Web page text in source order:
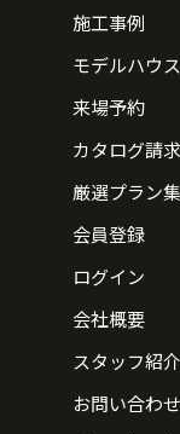
施工事例
モデルハウ
来場予約
カタログ請求
厳選プラン集
会員登録
ログイン
会社概要
スタッフ紹介
お問い合わせ